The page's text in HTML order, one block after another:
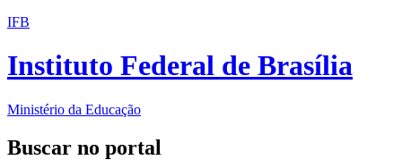
IFB
Instituto Federal de Brasília
Ministério da Educação
Buscar no portal